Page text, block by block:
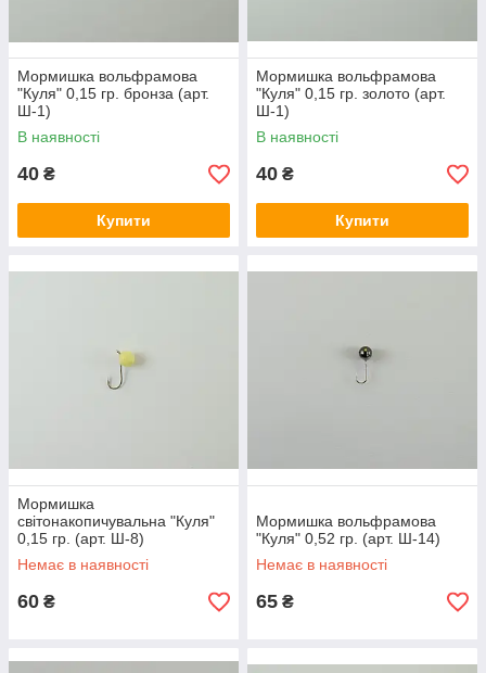
Мормишка вольфрамова
"Куля" 0,15 гр. бронза (арт.
Ш-1)
В наявності
40 ₴
Купити
Мормишка вольфрамова
"Куля" 0,15 гр. золото (арт.
Ш-1)
В наявності
40 ₴
Купити
Мормишка
світонакопичувальна "Куля"
0,15 гр. (арт. Ш-8)
Немає в наявності
60 ₴
Мормишка вольфрамова
"Куля" 0,52 гр. (арт. Ш-14)
Немає в наявності
65 ₴